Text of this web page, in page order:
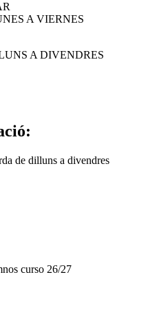
A VIERNES
A DIVENDRES
de dilluns a divendres
curso 26/27